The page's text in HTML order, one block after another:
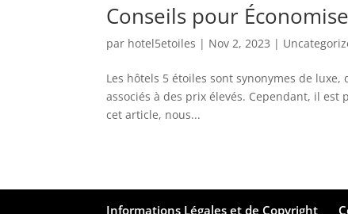
Conseils pour
par hotel5etoiles | Nov 2, 2023 |
Les hôtels 5 étoiles sont synonymes de
associés à des prix élevés. Cependant, il
cet article, nous...
Informations Légales et de Copyright